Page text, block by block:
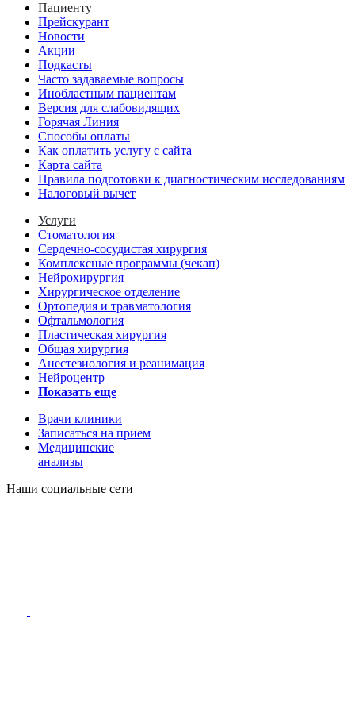
Пациенту
Прейскурант
Новости
Акции
Подкасты
Часто задаваемые вопросы
Инобластным пациентам
Версия для слабовидящих
Горячая Линия
Способы оплаты
Как оплатить услугу с сайта
Карта сайта
Правила подготовки к диагностическим исследованиям
Налоговый вычет
Услуги
Стоматология
Сердечно-сосудистая хирургия
Комплексные программы (чекап)
Нейрохирургия
Хирургическое отделение
Ортопедия и травматология
Офтальмология
Пластическая хирургия
Общая хирургия
Анестезиология и реанимация
Нейроцентр
Показать еще
Врачи клиники
Записаться на прием
Медицинские
анализы
Наши социальные сети